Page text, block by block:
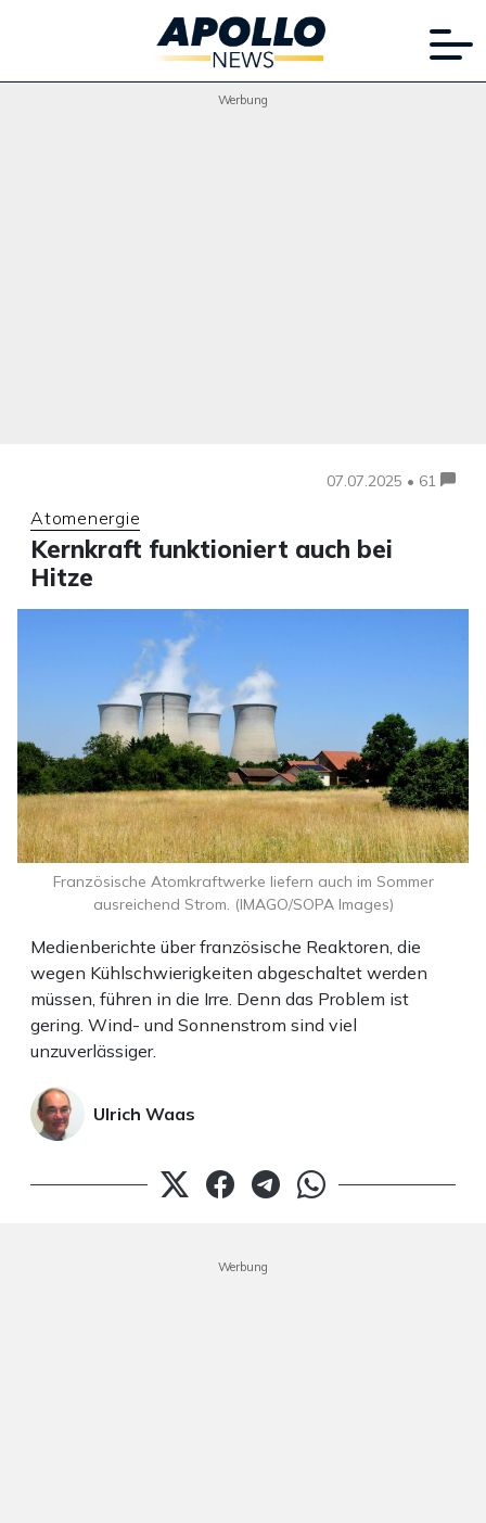
Werbung
07.07.2025 • 61
Atomenergie
Kernkraft funktioniert auch bei
Hitze
Medienberichte über französische Reaktoren, die
wegen Kühlschwierigkeiten abgeschaltet werden
müssen, führen in die Irre. Denn das Problem ist
gering. Wind- und Sonnenstrom sind viel
unzuverlässiger.
Ulrich Waas
Französische Atomkraftwerke liefern auch im Sommer
ausreichend Strom. (IMAGO/SOPA Images)
Werbung